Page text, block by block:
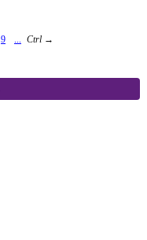
9 ... Ctrl →